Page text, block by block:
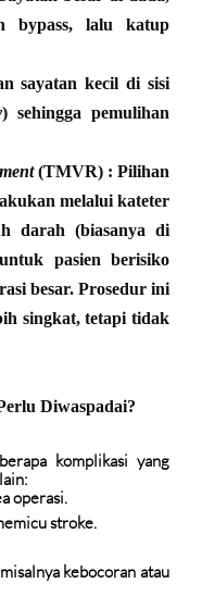
bypass, lalu katup
sayatan kecil di sisi
) sehingga pemulihan
(TMVR): Pilihan
melalui kateter
darah (biasanya di
pasien berisiko
besar. Prosedur ini
singkat, tetapi tidak
Diwaspadai?
komplikasi yang
operasi.
stroke.
kebocoran atau